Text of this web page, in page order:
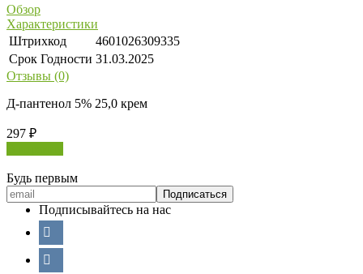
Обзор
Характеристики
Штрихкод
4601026309335
Срок Годности 31.03.2025
Отзывы (0)
Д-пантенол 5% 25,0 крем
297 ₽
Будь первым
Подписывайтесь на нас